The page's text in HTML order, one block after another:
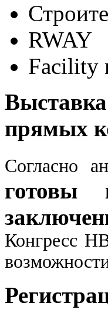
RWAY
Facility
прямых
Согласно
готовы
Конгресс